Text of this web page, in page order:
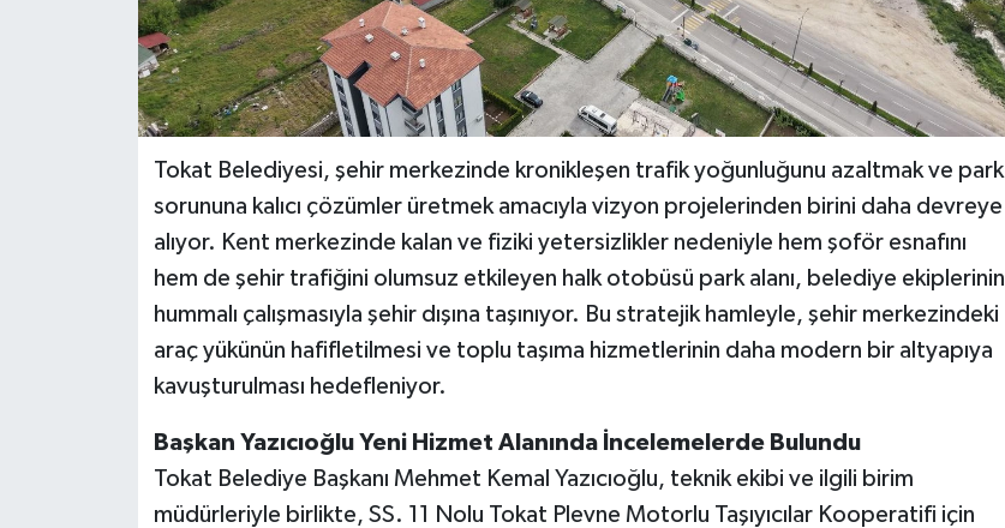
Tokat Belediyesi, şehir merkezinde kronikleşen trafik yoğunluğunu azaltmak ve park
sorununa kalıcı çözümler üretmek amacıyla vizyon projelerinden birini daha devreye
alıyor. Kent merkezinde kalan ve fiziki yetersizlikler nedeniyle hem şoför esnafını
hem de şehir trafiğini olumsuz etkileyen halk otobüsü park alanı, belediye ekiplerinin
hummalı çalışmasıyla şehir dışına taşınıyor. Bu stratejik hamleyle, şehir merkezindeki
araç yükünün hafifletilmesi ve toplu taşıma hizmetlerinin daha modern bir altyapıya
kavuşturulması hedefleniyor.
Başkan Yazıcıoğlu Yeni Hizmet Alanında İncelemelerde Bulundu
Tokat Belediye Başkanı Mehmet Kemal Yazıcıoğlu, teknik ekibi ve ilgili birim
müdürleriyle birlikte, SS. 11 Nolu Tokat Plevne Motorlu Taşıyıcılar Kooperatifi için